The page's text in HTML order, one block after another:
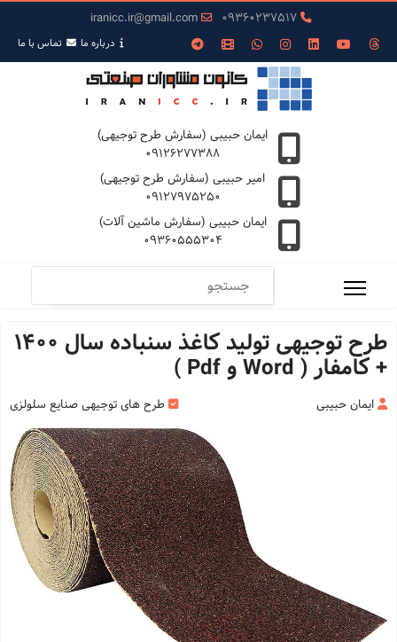
09360237517
iranicc.ir@gmail.com
درباره ما تمـاس با ما
ایمان حبیبی (سفارش طرح توجیهی)
09126277388
امیر حبیبی (سفارش طرح توجیهی)
09127975250
ایمان حبیبی (سفارش ماشین آلات)
09360555304
طرح توجیهی تولید کاغذ سنباده سال 1400
+ کامفار ( Word و Pdf )
ایمان حبیبی طرح های توجیهی صنایع سلولزی